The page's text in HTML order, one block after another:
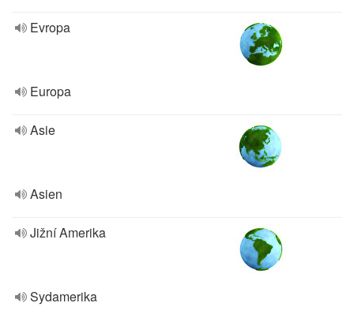
Evropa
Europa
Asie
Asien
Jižní Amerika
Sydamerika